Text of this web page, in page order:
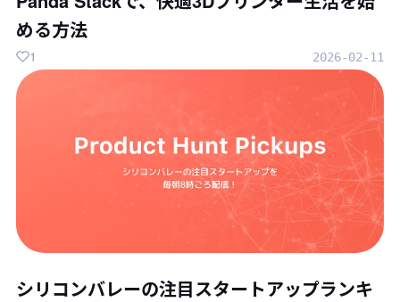
める方法
2026-02-11
1
シリコンバレーの注目スタートアップランキ